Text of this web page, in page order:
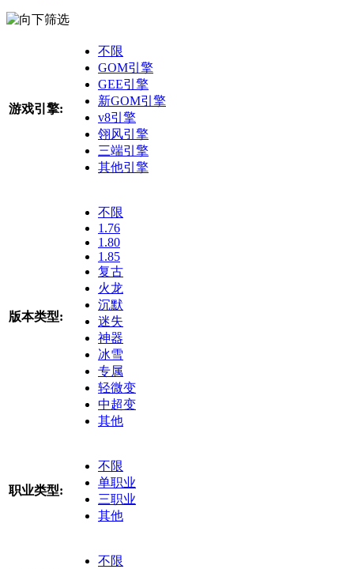
筛选
游戏引擎:
不限
GOM引擎
GEE引擎
新GOM引擎
v8引擎
翎风引擎
三端引擎
其他引擎
版本类型:
不限
1.76
1.80
1.85
复古
火龙
沉默
迷失
神器
冰雪
专属
轻微变
中超变
其他
职业类型:
不限
单职业
三职业
其他
不限